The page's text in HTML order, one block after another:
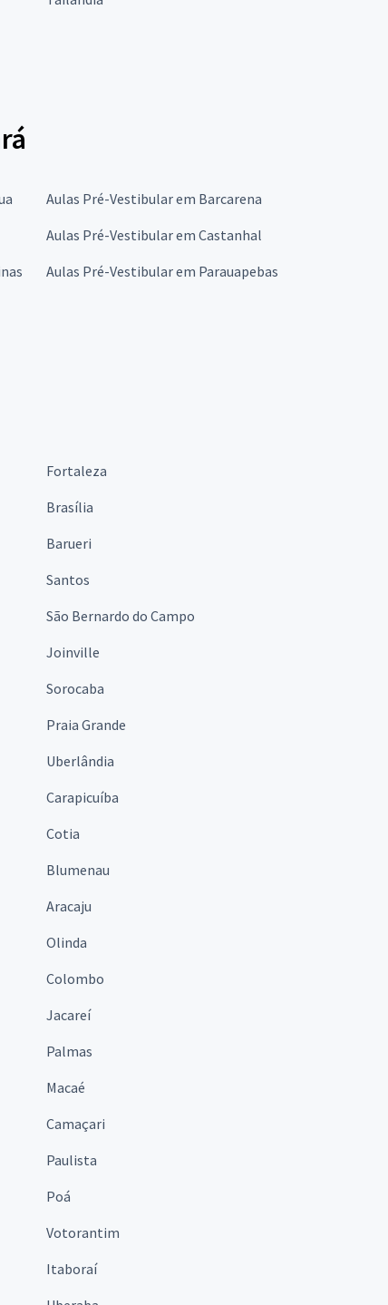
Aulas Pré-Vestibular em Barcarena
Aulas Pré-Vestibular em Castanhal
Aulas Pré-Vestibular em Parauapebas
Fortaleza
Brasília
Barueri
Santos
São Bernardo do Campo
Joinville
Sorocaba
Praia Grande
Uberlândia
Carapicuíba
Cotia
Blumenau
Aracaju
Olinda
Colombo
Jacareí
Palmas
Macaé
Camaçari
Paulista
Poá
Votorantim
Itaboraí